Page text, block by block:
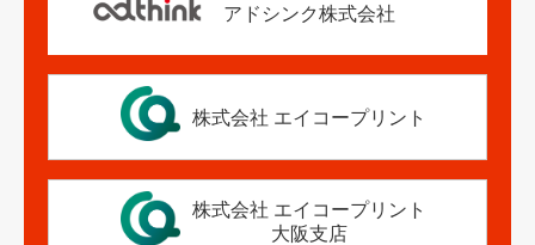
アドシンク株式会社
株式会社 エイコープリント
株式会社 エイコープリント
大阪支店